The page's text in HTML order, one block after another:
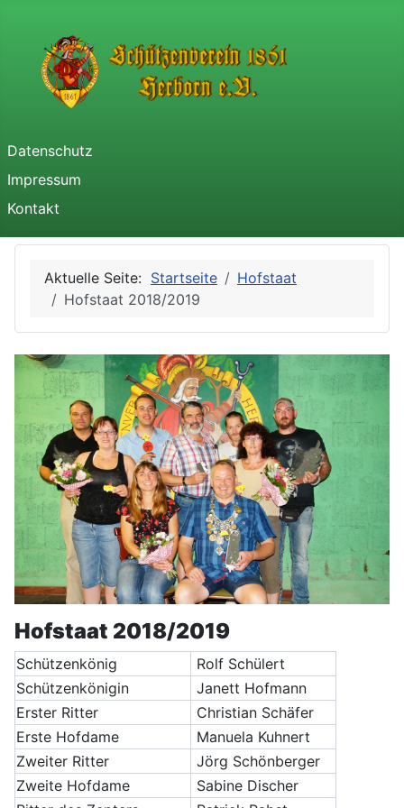
Datenschutz
Impressum
Kontakt
Aktuelle Seite: Startseite
Hofstaat
Hofstaat 2018/2019
Hofstaat 2018/2019
Schützenkönig
Rolf Schülert
Schützenkönigin
Janett Hofmann
Erster Ritter
Christian Schäfer
Erste Hofdame
Manuela Kuhnert
Zweiter Ritter
Jörg Schönberger
Zweite Hofdame
Sabine Discher